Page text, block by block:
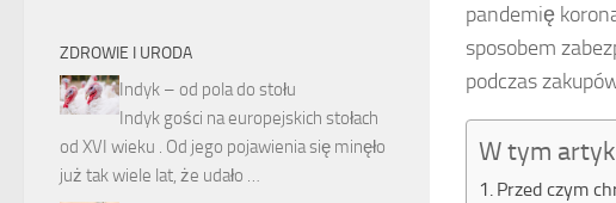
pandemię
sposobem
podczas
W tym
Przed czym
ZDROWIE I URODA
Indyk – od pola do stołu
Indyk gości na europejskich stołach
od XVI wieku . Od jego pojawienia się minęło
już tak wiele lat, że udało …